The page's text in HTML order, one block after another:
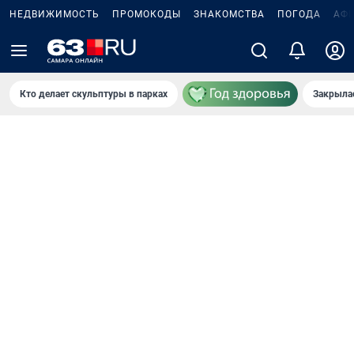
НЕДВИЖИМОСТЬ ПРОМОКОДЫ ЗНАКОМСТВА ПОГОДА
Кто делает скульптуры в парках